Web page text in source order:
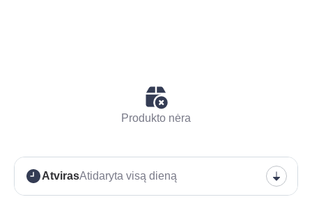
Produkto nėra
AtvirasAtidaryta visą dieną